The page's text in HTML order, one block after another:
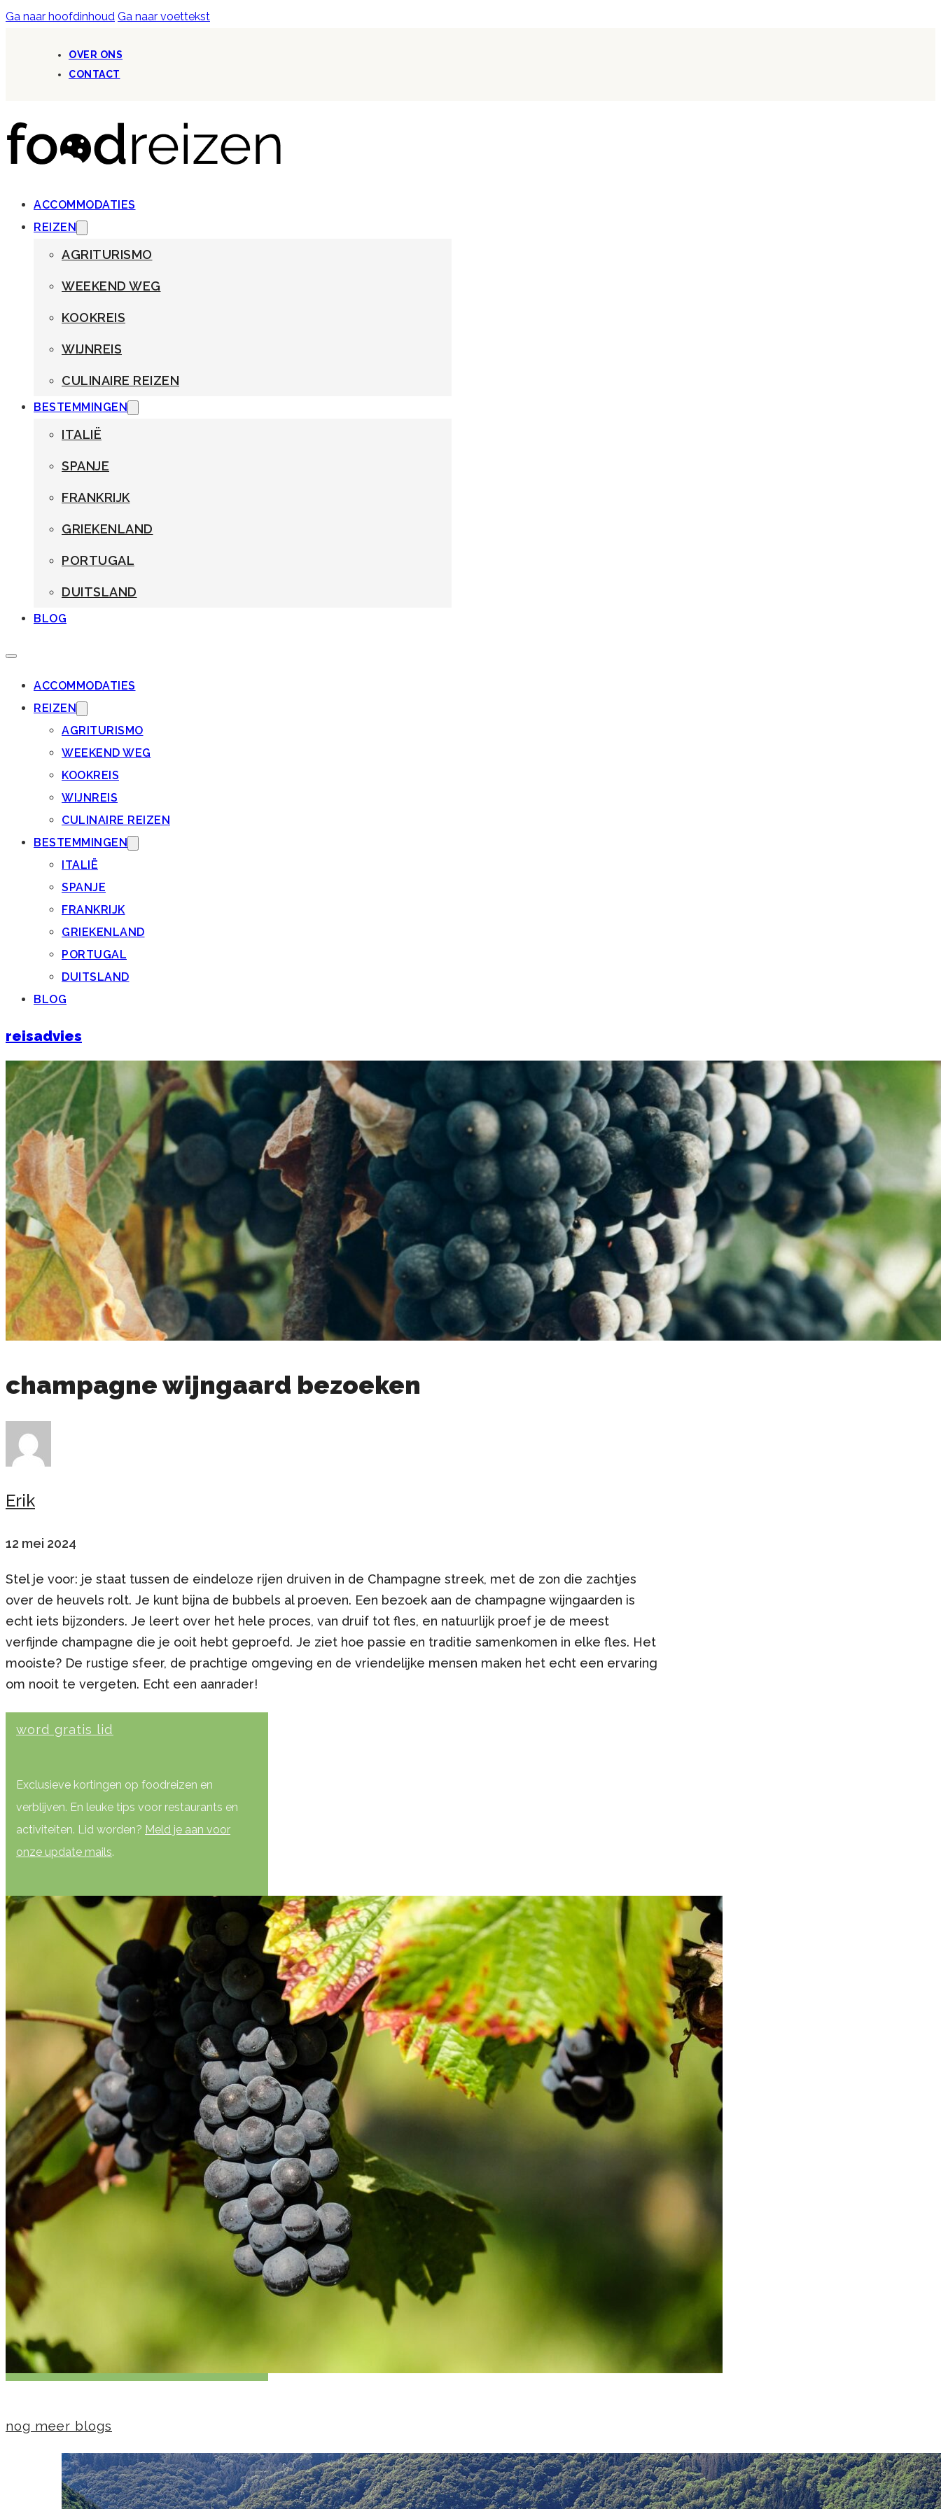
Ga naar hoofdinhoud Ga naar voettekst
OVER ONS
CONTACT
ACCOMMODATIES
REIZEN
AGRITURISMO
WEEKEND WEG
KOOKREIS
WIJNREIS
CULINAIRE REIZEN
BESTEMMINGEN
ITALIË
SPANJE
FRANKRIJK
GRIEKENLAND
PORTUGAL
DUITSLAND
BLOG
ACCOMMODATIES
REIZEN
AGRITURISMO
WEEKEND WEG
KOOKREIS
WIJNREIS
CULINAIRE REIZEN
BESTEMMINGEN
ITALIË
SPANJE
FRANKRIJK
GRIEKENLAND
PORTUGAL
DUITSLAND
BLOG
reisadvies
champagne wijngaard bezoeken
Erik
12 mei 2024
Stel je voor: je staat tussen de eindeloze rijen druiven in de Champagne streek, met de zon die zachtjes
over de heuvels rolt. Je kunt bijna de bubbels al proeven. Een bezoek aan de champagne wijngaarden is
echt iets bijzonders. Je leert over het hele proces, van druif tot fles, en natuurlijk proef je de meest
verfijnde champagne die je ooit hebt geproefd. Je ziet hoe passie en traditie samenkomen in elke fles. Het
mooiste? De rustige sfeer, de prachtige omgeving en de vriendelijke mensen maken het echt een ervaring
om nooit te vergeten. Echt een aanrader!
word gratis lid
Exclusieve kortingen op foodreizen en
verblijven. En leuke tips voor restaurants en
activiteiten. Lid worden? Meld je aan voor
onze update mails.
nog meer blogs